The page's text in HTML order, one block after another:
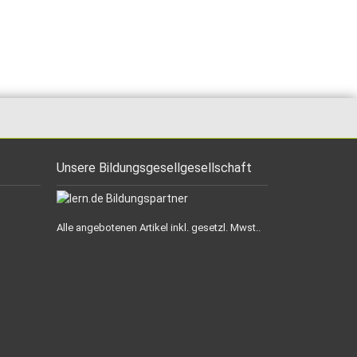
Unsere Bildungsgesellgesellschaft
Alle angebotenen Artikel inkl. gesetzl. Mwst..